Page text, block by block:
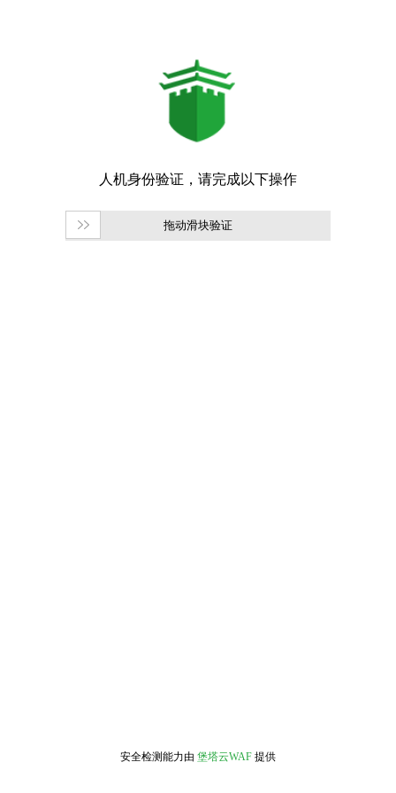
拖动滑块验证
安全检测能力由 堡塔云WAF 提供